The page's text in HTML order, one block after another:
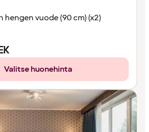
hengen vuode (90 cm) (x2)
Valitse huonehinta